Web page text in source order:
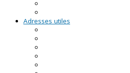
Adresses utiles